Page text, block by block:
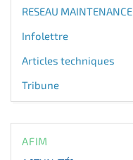
RESEAU MAINTENANCE
Infolettre
Articles techniques
Tribune
AFIM